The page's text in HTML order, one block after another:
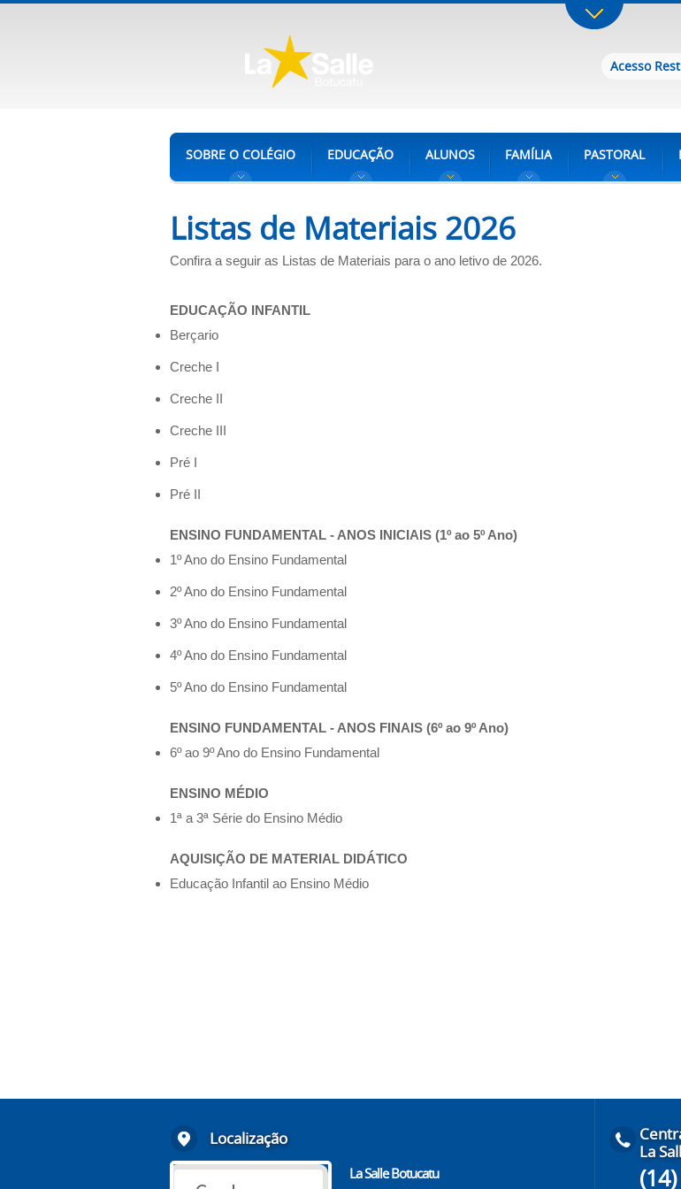
Acesso
SOBRE O COLÉGIO EDUCAÇÃO ALUNOS FAMÍLIA PASTORAL
Listas de Materiais 2026
Confira a seguir as Listas de Materiais para o ano letivo de 2026.
EDUCAÇÃO INFANTIL
Berçario
Creche I
Creche II
Creche III
Pré I
Pré II
ENSINO FUNDAMENTAL - ANOS INICIAIS (1º ao 5º Ano)
1º Ano do Ensino Fundamental
2º Ano do Ensino Fundamental
3º Ano do Ensino Fundamental
4º Ano do Ensino Fundamental
5º Ano do Ensino Fundamental
ENSINO FUNDAMENTAL - ANOS FINAIS (6º ao 9º Ano)
6º ao 9º Ano do Ensino Fundamental
ENSINO MÉDIO
1ª a 3ª Série do Ensino Médio
AQUISIÇÃO DE MATERIAL DIDÁTICO
Educação Infantil ao Ensino Médio
Localização
La Salle Botucatu
La